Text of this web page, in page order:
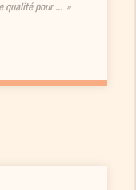
qualité pour ...